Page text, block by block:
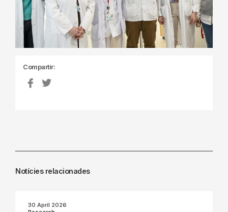
Compartir:
Notícies relacionades
30 April 2026